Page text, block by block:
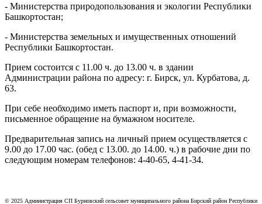
- Министерства природопользования и экологии Республики
Башкортостан;
- Министерства земельных и имущественных отношений
Республики Башкортостан.
Прием состоится с 11.00 ч. до 13.00 ч. в здании
Администрации района по адресу: г. Бирск, ул. Курбатова, д.
63.
При себе необходимо иметь паспорт и, при возможности,
письменное обращение на бумажном носителе.
Предварительная запись на личный прием осуществляется с
9.00 до 17.00 час. (обед с 13.00. до 14.00. ч.) в рабочие дни по
следующим номерам телефонов: 4-40-65, 4-41-34.
© 2025 Администрация СП Бурновский сельсовет муниципального района Бирский район Республики